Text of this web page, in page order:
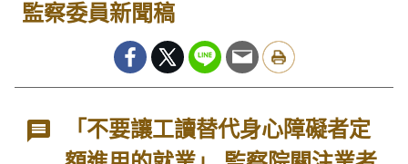
監察委員新聞稿
「不要讓工讀替代身心障礙者定